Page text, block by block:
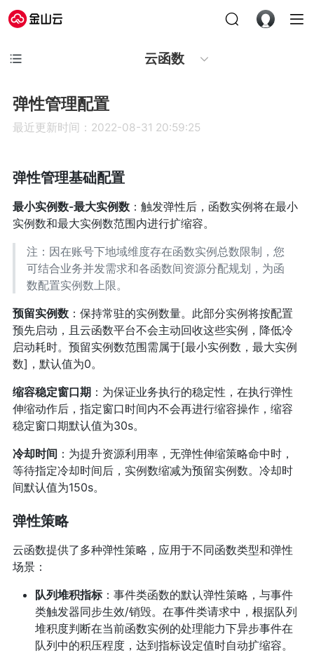
云函数
弹性管理配置
最近更新时间：2022-08-31 20:59:25
弹性管理基础配置
最小实例数-最大实例数：触发弹性后，函数实例将在最小
实例数和最大实例数范围内进行扩缩容。
注：因在账号下地域维度存在函数实例总数限制，您
可结合业务并发需求和各函数间资源分配规划，为函
数配置实例数上限。
预留实例数：保持常驻的实例数量。此部分实例将按配置
预先启动，且云函数平台不会主动回收这些实例，降低冷
启动耗时。预留实例数范围需属于[最小实例数，最大实例
数]，默认值为0。
缩容稳定窗口期：为保证业务执行的稳定性，在执行弹性
伸缩动作后，指定窗口时间内不会再进行缩容操作，缩容
稳定窗口期默认值为30s。
冷却时间 ：为提升资源利用率，无弹性伸缩策略命中时，
等待指定冷却时间后，实例数缩减为预留实例数。冷却时
间默认值为150s。
弹性策略
云函数提供了多种弹性策略，应用于不同函数类型和弹性
场景：
队列堆积指标：事件类函数的默认弹性策略，与事件
类触发器同步生效/销毁。在事件类请求中，根据队列
堆积度判断在当前函数实例的处理能力下异步事件在
队列中的积压程度，达到指标设定值时自动扩缩容。